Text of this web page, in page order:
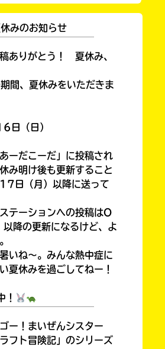
みのお知らせ
ありがとう！ 夏休み、
間、夏休みをいただきま
日（日）
ーだこーだ」に投稿され
み明け後も更新すること
日（月）以降に送って
テーションへの投稿はO
降の更新になるけど、よ
いね～。みんな熱中症に
夏休みを過ごしてねー！
！
ー！まいぜんシスター
フト冒険記」のシリーズ